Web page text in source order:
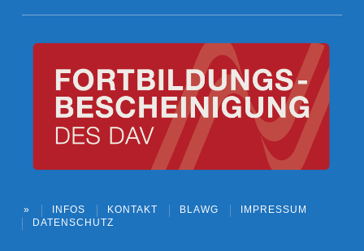
» INFOS KONTAKT BLAWG
IMPRESSUM
DATENSCHUTZ